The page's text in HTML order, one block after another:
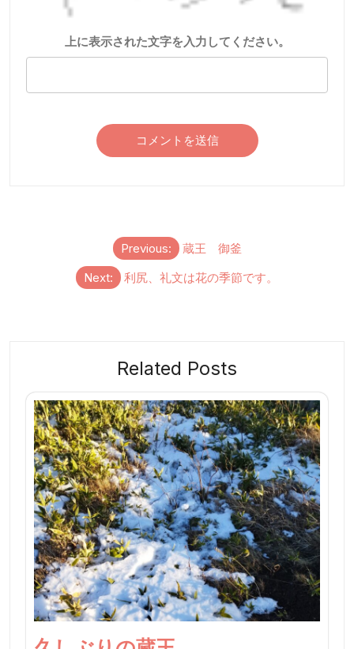
上に表示された文字を入力してください。
ョ
Previous:
蔵王 御釜
Next:
利尻、礼文は花の季節です。
Related Posts